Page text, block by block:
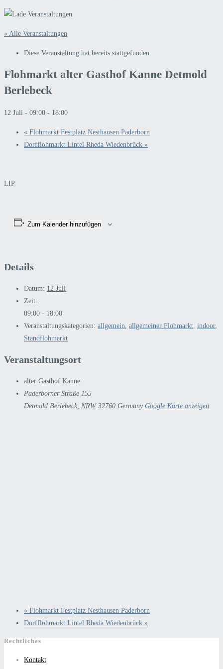
« Alle Veranstaltungen
Diese Veranstaltung hat bereits stattgefunden.
Flohmarkt alter Gasthof Kanne Detmold
Berlebeck
12 Juli - 09:00 - 18:00
« Flohmarkt Festplatz Nesthausen Paderborn
Dorfflohmarkt Lintel Rheda Wiedenbrück »
LIP
Zum Kalender hinzufügen
Details
Datum: 12 Juli
Zeit:
09:00 - 18:00
Veranstaltungskategorien: allgemein allgemeiner Flohmarkt indoor,
Standflohmarkt
Veranstaltungsort
alter Gasthof Kanne
Paderborner Straße 155
Detmold Berlebeck, NRW 32760 Germany Google Karte anzeigen
« Flohmarkt Festplatz Nesthausen Paderborn
Dorfflohmarkt Lintel Rheda Wiedenbrück »
Rechtliches
Kontakt